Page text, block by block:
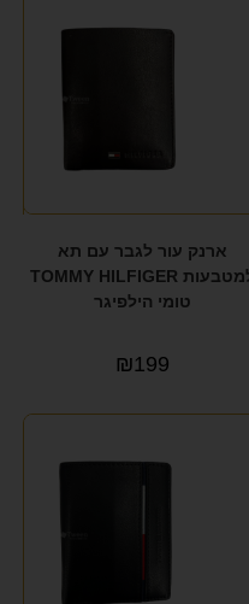
ארנק עור לגבר עם תא
למטבעות TOMMY HILFIGER
טומי הילפיגר
₪199